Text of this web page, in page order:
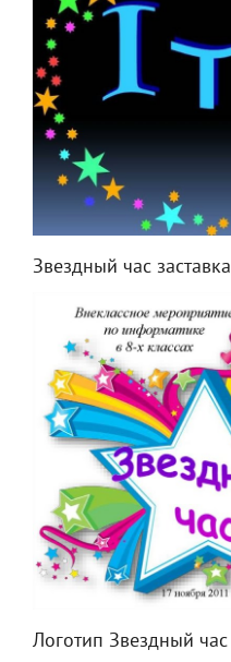
Звездный час заставка
Логотип Звездный час